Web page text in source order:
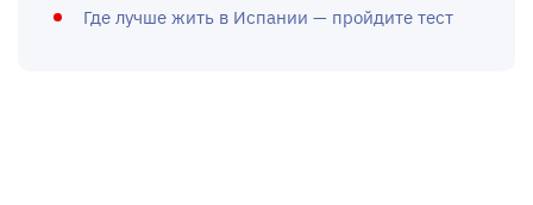
Где лучше жить в Испании — пройдите тест